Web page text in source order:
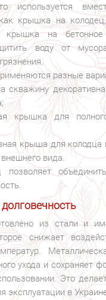
используется
крышка на
крышка на
воду от
разные
скважину
крышка для
крыша для колодца
вида.
позволяет
из стали и
снижает
ухода и сохраняет
Это
эксплуатации в